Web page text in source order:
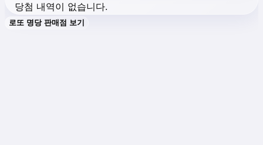
당첨 내역이 없습니다.
로또 명당 판매점 보기